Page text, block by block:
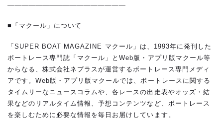
—————————————————
■「マクール」について
「SUPER BOAT MAGAZINE マクール」は、1993年に発刊した
ボートレース専門誌「マクール」とWeb版・アプリ版マクール等
からなる、株式会社ネプラスが運営するボートレース専門メディ
アです。Web版・アプリ版マクールでは、ボートレースに関する
タイムリーなニュースコラムや、各レースの出走表やオッズ・結
果などのリアルタイム情報、予想コンテンツなど、ボートレース
を楽しむために必要な情報を毎日お届けしています。